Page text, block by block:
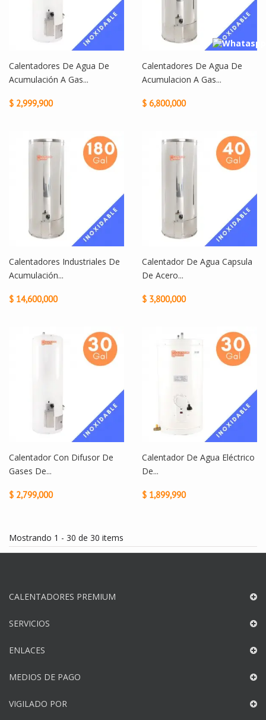
Calentadores De Agua De
Acumulación A Gas...
$ 2,999,900
Calentadores De Agua De
Acumulacion A Gas...
$ 6,800,000
Calentadores Industriales De
Acumulación...
$ 14,600,000
Calentador De Agua Capsula
De Acero...
$ 3,800,000
Calentador Con Difusor De
Gases De...
$ 2,799,000
Calentador De Agua Eléctrico
De...
$ 1,899,990
Mostrando 1 - 30 de 30 items
CALENTADORES PREMIUM
SERVICIOS
ENLACES
MEDIOS DE PAGO
VIGILADO POR